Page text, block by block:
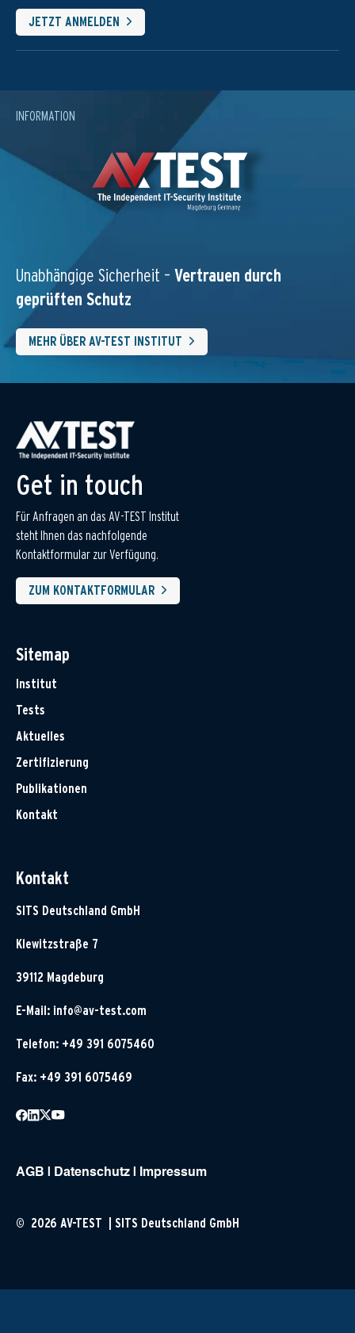
JETZT ANMELDEN
INFORMATION
Unabhängige Sicherheit – Vertrauen durch
geprüften Schutz
MEHR ÜBER AV-TEST INSTITUT
Get in touch
Für Anfragen an das AV-TEST Institut
steht Ihnen das nachfolgende
Kontaktformular zur Verfügung.
ZUM KONTAKTFORMULAR
Sitemap
Institut
Tests
Aktuelles
Zertifizierung
Publikationen
Kontakt
Kontakt
SITS Deutschland GmbH
Klewitzstraße 7
39112 Magdeburg
E-Mail: info@av-test.com
Telefon: +49 391 6075460
Fax: +49 391 6075469
AGB Datenschutz Impressum
© 2026 AV-TEST | SITS Deutschland GmbH